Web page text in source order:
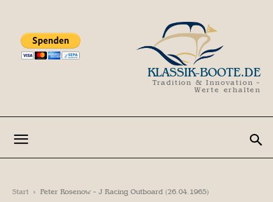
KLASSIK-BOOTE.DE
Tradition & Innovation -
Werte erhalten
Start Peter Rosenow - J Racing Outboard (26.04.1965)